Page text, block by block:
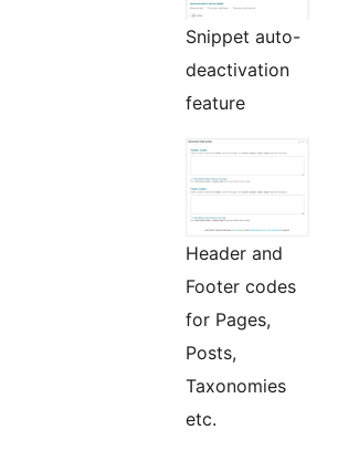
Snippet auto-
deactivation
feature
Header and
Footer codes
for Pages,
Posts,
Taxonomies
etc.